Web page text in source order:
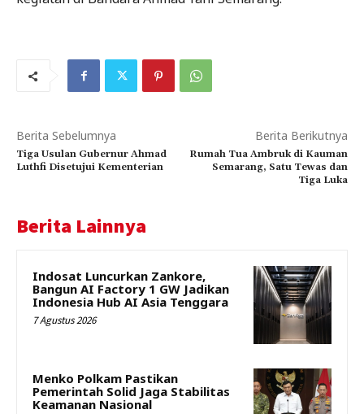
Berita Sebelumnya
Tiga Usulan Gubernur Ahmad
Luthfi Disetujui Kementerian
Berita Berikutnya
Rumah Tua Ambruk di Kauman
Semarang, Satu Tewas dan
Tiga Luka
Berita Lainnya
Indosat Luncurkan Zankore,
Bangun AI Factory 1 GW Jadikan
Indonesia Hub AI Asia Tenggara
7 Agustus 2026
Menko Polkam Pastikan
Pemerintah Solid Jaga Stabilitas
Keamanan Nasional